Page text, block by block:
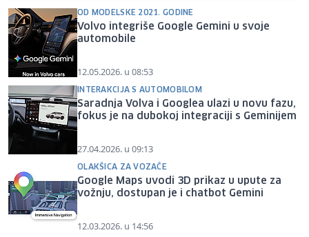
OD MODELSKE 2021. GODINE
Volvo integriše Google Gemini u svoje
automobile
12.05.2026. u 08:53
INTERAKCIJA S AUTOMOBILOM
Saradnja Volva i Googlea ulazi u novu fazu,
fokus je na dubokoj integraciji s Geminijem
27.04.2026. u 09:13
OLAKŠICA ZA VOZAČE
Google Maps uvodi 3D prikaz u upute za
vožnju, dostupan je i chatbot Gemini
12.03.2026. u 14:56